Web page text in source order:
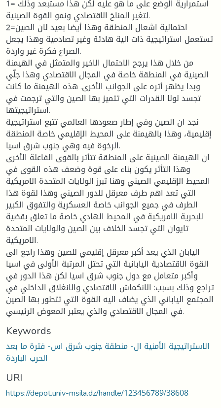
1= استمرارية الوضع على ما هو عليه لكن هذا مستبعد وذلك
لتغير المناخ الاقتصادي ونمو القوة الصينية.
2=احتمالية اشعال المنطقة وهذا أيضا بعيد لان الصين
تستعمل استراتيجية ذات الية هادئة وغير تصادمية وهذا يجعل
الصراع فكرة غير واردة.
من خلال هذا يرجح الاحتمال الاخير والمتمثل في الهيمنة
الصينية في المنطقة خاصة في المجال الاقتصادي وهذا جلّي
وبدا يظهر أثره على الجوانب الأخرى. هذه الهيمنة ما كانت
تجسد لولا القدرات التي تتميز بها الصين والتي ترجمت في
استراتيجيتها.
نجد ان الصين وفي إطار صعودها العالمي تتبع استراتيجية
إقليمية، وهذا بالهيمنة على المحيط الإقليمي خاصة المنطقة
الرخوة فيه وهي جنوب شرق اسيا.
ان الهيمنة الصينية على المنطقة تتأثر بالقوى الفاعلة الأخرى
وهذا التأثر يكون بناء على قوة وضعف هذه القوى في
المحيط الإقليمي الصيني وهنا تبرز الولايات المتحدة الامريكية
التي تعد اهم طرف معرقل للدور الصيني وهذا لقوة هذا
الطرف في جميع الجوانب خاصة العسكرية والتفوق الكبير
للبحرية الامريكية في المحيط الهادي خاصة ما تعلق بقضية
تايوان التي تجسد الخلاف بين الصين والولايات المتحدة
الامريكية.
اليابان الذي يعد أكبر معرقل إقليمي للصين وهذا راجع الى
القوة الاقتصادية اليابانية التي تحتل المرتبة الأولى في اسيا
وأكبر متعامل مع دول جنوب شرق اسيا لكن هذا الدور في
تراجع وذلك بسبب: الانكماش الاقتصادي والانغلاق الداخلي في
المجتمع الياباني الذي يضاف اليه القوة التي تتطور بها الصين
في المجال الاقتصادي والذي يعتبر المعوض الرئيسي.
Keywords
الاستراتيجية الأمنية ال- منطقة جنوب شرق اس- فترة ما بعد
الحرب الباردة
URI
https://depot.univ-msila.dz/handle/123456789/38608